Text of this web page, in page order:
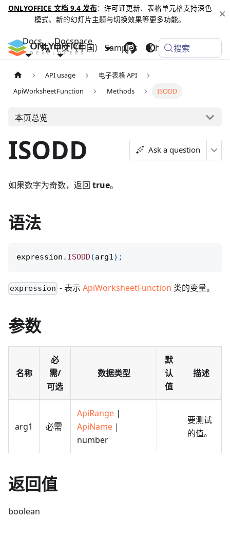
ONLYOFFICE 文档 9.4 发布：许可证更新、表格单元格支持深色
模式、新的幻灯片主题与切换效果等更多功能。
Docs Docspace
Samples Changelog
中文（中国） 搜索
API usage
电子表格 API
ApiWorksheetFunction
Methods ISODD
本页总览
ISODD Ask a question
如果数字为奇数，返回 true。
语法
expression . ISODD (arg1) ;
expression - 表示ApiWorksheetFunction 类的变量。
参数
名称
必
需/
可选
数据类型
默
认
值
描述
arg1 必需
ApiRange |
ApiName |
number
要测试
的值。
返回值
boolean